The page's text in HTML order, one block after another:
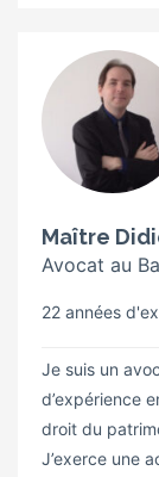
Maître
Avocat au
22 années
Je suis un
d’expérience
droit du
J’exerce une